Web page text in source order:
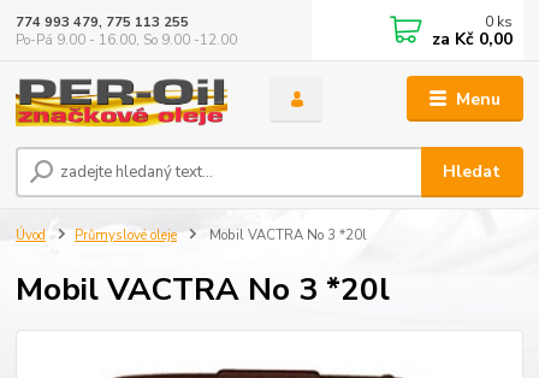
Menu
Hledat
774 993 479, 775 113 255
Po-Pá 9.00 - 16.00, So 9.00 -12.00
0 ks
za Kč 0,00
Úvod Průmyslové oleje Mobil VACTRA No 3 *20l
Mobil VACTRA No 3 *20l